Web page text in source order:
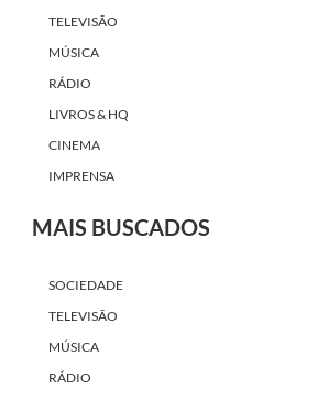
TELEVISÃO
MÚSICA
RÁDIO
LIVROS & HQ
CINEMA
IMPRENSA
MAIS BUSCADOS
SOCIEDADE
TELEVISÃO
MÚSICA
RÁDIO